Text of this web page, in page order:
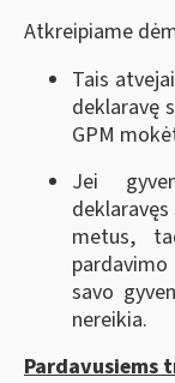
Atkreipiame
Tais
deklaravę
GPM
Jei
metus,
savo
nereikia.
Pardavusiems